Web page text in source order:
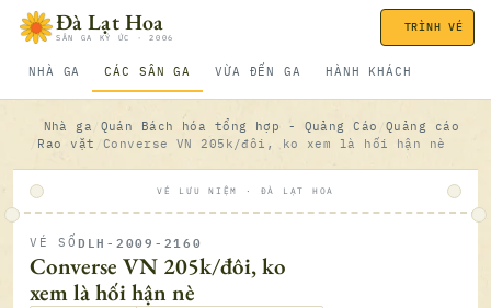
Bỏ qua nội dungĐà Lạt Hoa
SÂN GA KÝ ỨC · 2006
NHÀ GA CÁC SÂN GA VỪA ĐẾN GA HÀNH KHÁCH
TRÌNH VÉ
Nhà ga Quán Bách hóa tổng hợp - Quảng Cáo
Quảng cáo
Rao vặt
Converse VN 205k/đôi, ko xem là hối hận nè
VÉ LƯU NIỆM · ĐÀ LẠT HOA
VÉ SỐ DLH-2009-2160
Converse VN 205k/đôi, ko
xem là hối hận nè